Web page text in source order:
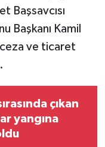
Başsavcısı
Başkanı Kamil
ceza ve ticaret
çıkan
yangına